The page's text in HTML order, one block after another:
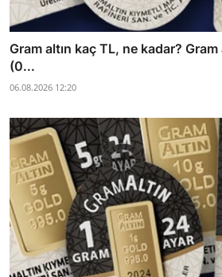
Gram altın kaç TL, ne kadar?
(0...
06.08.2026 12:20